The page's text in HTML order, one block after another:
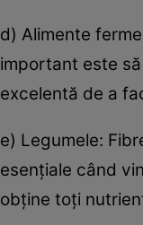
d) Alimente
important este
excelentă de a
e) Legumele:
esențiale când
obține toți